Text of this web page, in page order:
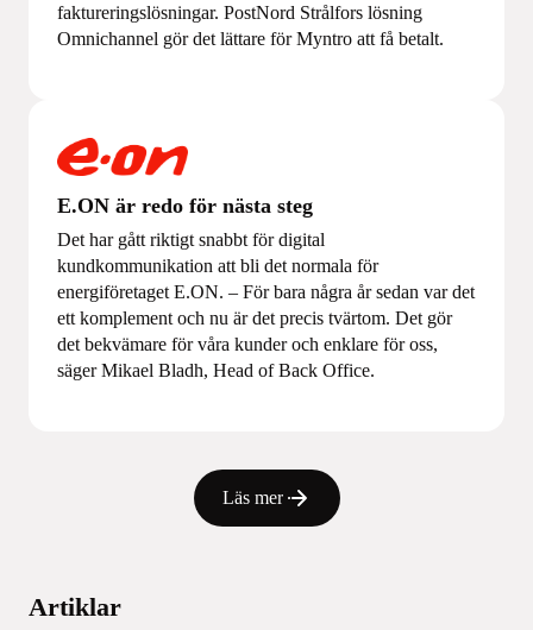
faktureringslösningar. PostNord Strålfors lösning
Omnichannel gör det lättare för Myntro att få betalt.
E.ON är redo för nästa steg
Det har gått riktigt snabbt för digital
kundkommunikation att bli det normala för
energiföretaget E.ON. – För bara några år sedan var det
ett komplement och nu är det precis tvärtom. Det gör
det bekvämare för våra kunder och enklare för oss,
säger Mikael Bladh, Head of Back Office.
Läs mer
Artiklar